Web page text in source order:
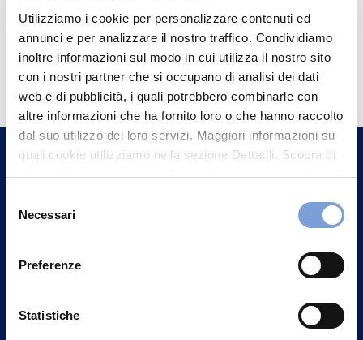
Utilizziamo i cookie per personalizzare contenuti ed
annunci e per analizzare il nostro traffico. Condividiamo
inoltre informazioni sul modo in cui utilizza il nostro sito
con i nostri partner che si occupano di analisi dei dati
web e di pubblicità, i quali potrebbero combinarle con
altre informazioni che ha fornito loro o che hanno raccolto
dal suo utilizzo dei loro servizi. Maggiori informazioni su
quali cookie utilizziamo nella sezione Dettagli. Scopra di
più su chi siamo, come può contattarci e come trattiamo i
può trovare nel footer del sito nella sezione "Informativa
delNecessari
Preferenze
Statistiche
Hai bisogno di
informazioni?
Trova l'Agenzia più vicina a te e parla con
un nostro Agente.